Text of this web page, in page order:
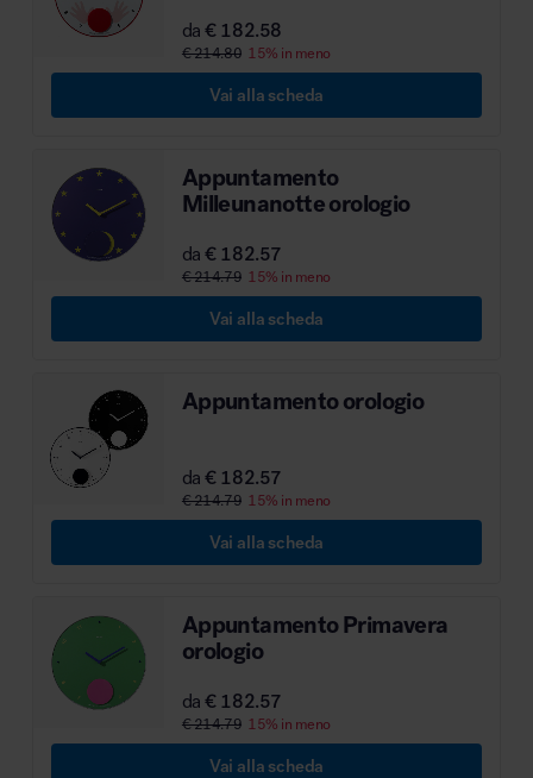
da€ 182.58
€ 214.80 15% in meno
Vai alla scheda
Appuntamento
Milleunanotte orologio
da€ 182.57
€ 214.79 15% in meno
Vai alla scheda
Appuntamento orologio
da€ 182.57
€ 214.79 15% in meno
Vai alla scheda
Appuntamento Primavera
orologio
da€ 182.57
€ 214.79 15% in meno
Vai alla scheda